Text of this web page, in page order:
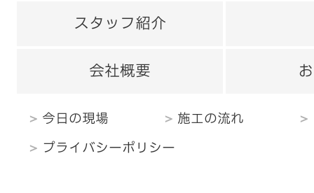
スタッフ紹介
会社概要
今日の現場 施工の流れ
プライバシーポリシー